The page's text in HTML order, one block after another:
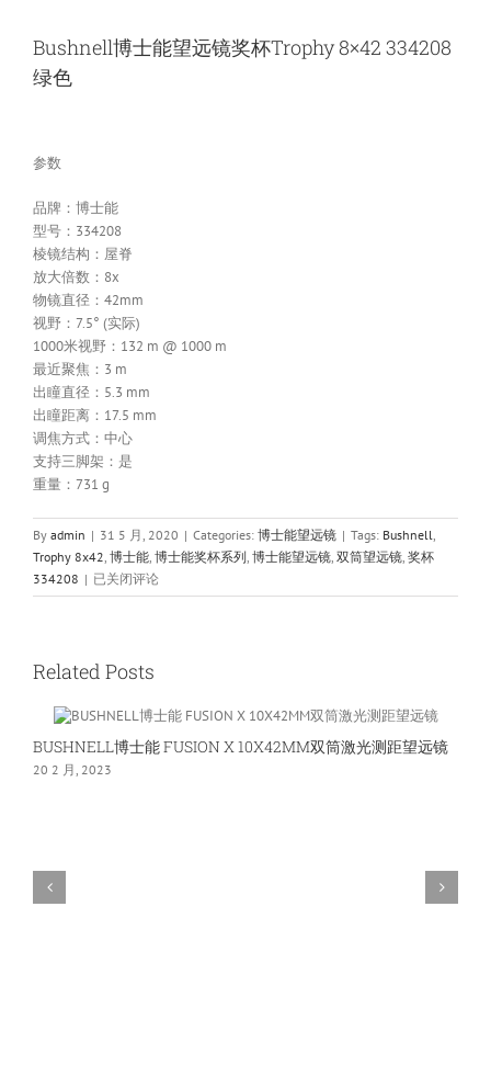
Bushnell博士能望远镜奖杯Trophy 8×42 334208
绿色
参数
品牌：博士能
型号：334208
棱镜结构：屋脊
放大倍数：8x
物镜直径：42mm
视野：7.5° (实际)
1000米视野：132 m @ 1000 m
最近聚焦：3 m
出瞳直径：5.3 mm
出瞳距离：17.5 mm
调焦方式：中心
支持三脚架：是
重量：731 g
By admin | 31 5 月, 2020 | Categories: 博士能望远镜 | Tags: Bushnell
Trophy 8x42 博士能 博士能奖杯系列 博士能望远镜 双筒望远镜 奖杯
334208 | Bushnell
博
望
镜
杯
Trophy
已关闭评论
Related Posts
BUSHNELL博士能 FUSION X 10X42MM双筒激光测距望远镜
20 2 月, 2023